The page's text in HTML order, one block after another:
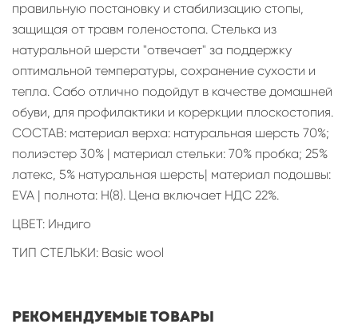
правильную постановку и стабилизацию стопы,
защищая от травм голеностопа. Стелька из
натуральной шерсти "отвечает" за поддержку
оптимальной температуры, сохранение сухости и
тепла. Сабо отлично подойдут в качестве домашней
обуви, для профилактики и кореркции плоскостопия.
СОСТАВ: материал верха: натуральная шерсть 70%;
полиэстер 30% | материал стельки: 70% пробка; 25%
латекс, 5% натуральная шерсть| материал подошвы:
EVA | полнота: H(8). Цена включает НДС 22%.
ЦВЕТ: Индиго
ТИП СТЕЛЬКИ: Basic wool
Рекомендуемые товары